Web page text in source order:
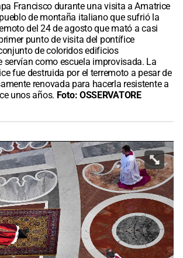
Francisco durante una visita a Amatrice
de montaña italiano que sufrió la
del 24 de agosto que mató a casi
punto de visita del pontífice
de coloridos edificios
servían como escuela improvisada. La
fue destruida por el terremoto a pesar de
renovada para hacerla resistente a
unos años. Foto: OSSERVATORE